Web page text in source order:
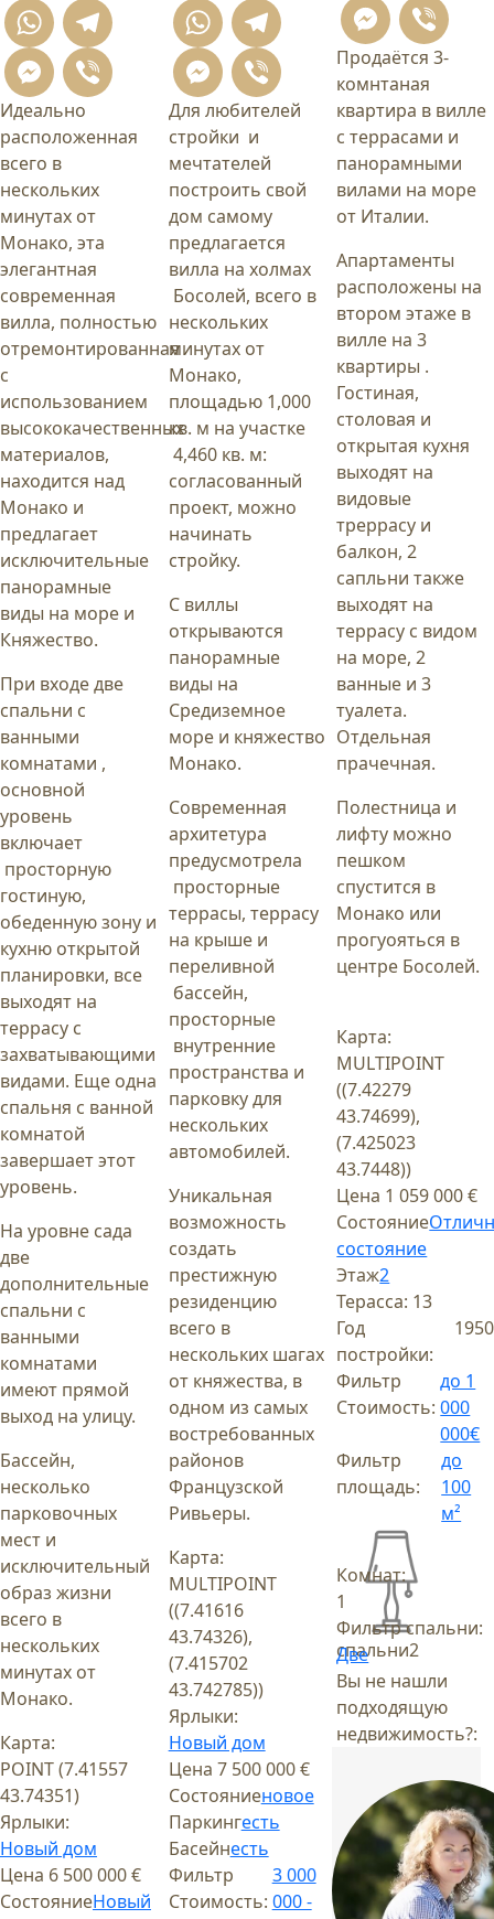
WhatsApp
Telegram
Messenger
Viber
Идеально
расположенная
всего в
нескольких
минутах от
Монако, эта
элегантная
современная
вилла, полностью
отремонтированная
с
использованием
высококачественных
материалов,
находится над
Монако и
предлагает
исключительные
панорамные
виды на море и
Княжество.
При входе две
спальни с
ванными
комнатами ,
основной
уровень
включает
просторную
гостиную,
обеденную зону и
кухню открытой
планировки, все
выходят на
террасу с
захватывающими
видами. Еще одна
спальня с ванной
комнатой
завершает этот
уровень.
На уровне сада
две
дополнительные
спальни с
ванными
комнатами
имеют прямой
выход на улицу.
Бассейн,
несколько
парковочных
мест и
исключительный
образ жизни
всего в
нескольких
минутах от
Монако.
Карта:
POINT (7.41557
43.74351)
Ярлыки:
Новый дом
Цена 6 500 000 €
СостояниеНовый
WhatsApp
Telegram
Messenger
Viber
Для любителей
стройки и
мечтателей
построить свой
дом самому
предлагается
вилла на холмах
Босолей, всего в
нескольких
минутах от
Монако,
площадью 1,000
кв. м на участке
4,460 кв. м:
согласованный
проект, можно
начинать
стройку.
С виллы
открываются
панорамные
виды на
Средиземное
море и княжество
Монако.
Современная
архитетура
предусмотрела
просторные
террасы, террасу
на крыше и
переливной
бассейн,
просторные
внутренние
пространства и
парковку для
нескольких
автомобилей.
Уникальная
возможность
создать
престижную
резиденцию
всего в
нескольких шагах
от княжества, в
одном из самых
востребованных
районов
Французской
Ривьеры.
Карта:
MULTIPOINT
((7.41616
43.74326),
(7.415702
43.742785))
Ярлыки:
Новый дом
Цена 7 500 000 €
Состояниеновое
Паркингесть
Басейнесть
Фильтр
Стоимость:
3 000
000 -
Продаётся 3-
комнтаная
квартира в вилле
с террасами и
панорамными
вилами на море
от Италии.
Апартаменты
расположены на
втором этаже в
вилле на 3
квартиры .
Гостиная,
столовая и
открытая кухня
выходят на
видовые
треррасу и
балкон, 2
сапльни также
выходят на
террасу с видом
на море, 2
ванные и 3
туалета.
Отдельная
прачечная.
Полестница и
лифту можно
пешком
спустится в
Монако или
прогуояться в
центре Босолей.
Карта:
MULTIPOINT
((7.42279
43.74699),
(7.425023
43.7448))
Цена 1 059 000 €
Состояние
состояние
Этаж2
Терасса: 13
Год
постройки:
1950
Фильтр
Стоимость:
до 1
000
000€
Фильтр
площадь:
до
100
м²
спальни2
Комнат:
1
Фильтр спальни:
Две
Вы не нашли
подходящую
недвижимость?: